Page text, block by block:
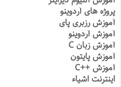
پروژه های آردوینو
آموزش رزبری پای
آموزش آردوینو
آموزش زبان C
آموزش پایتون
آموزش ++C
اینترنت اشیاء